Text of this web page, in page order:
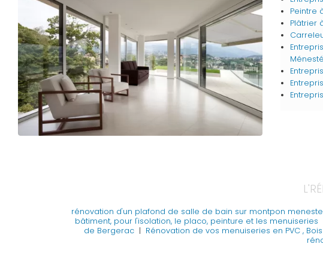
Peintre
Plâtrier
rénovation d'un plafond de salle de bain sur montpon
bâtiment, pour l'isolation, le placo, peinture et les menuiseries
de Bergerac | Rénovation de vos menuiseries en PVC ,